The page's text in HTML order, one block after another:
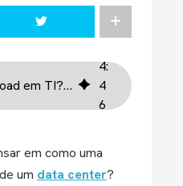
O que é Workload em TI? Tipos e Como Gerenciar
4:
4
6
em como uma
um data center?